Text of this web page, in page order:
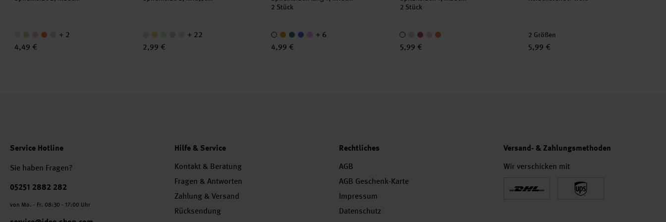
+ 2
4,49 €
+ 22
2,99 €
2 Stück
+ 6
4,99 €
2 Stück
5,99 €
2 Größen
5,99 €
Service Hotline
Sie haben Fragen?
Telefonnummer
05251 2882 282
von Mo. - Fr. 08:30 - 17:00 Uhr
Hilfe & Service
Kontakt & Beratung
Fragen & Antworten
Zahlung & Versand
Rücksendung
Rechtliches
AGB
AGB Geschenk-Karte
Impressum
Datenschutz
Versand- & Zahlungsmethoden
Wir verschicken mit